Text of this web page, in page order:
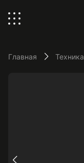
Главная Техника